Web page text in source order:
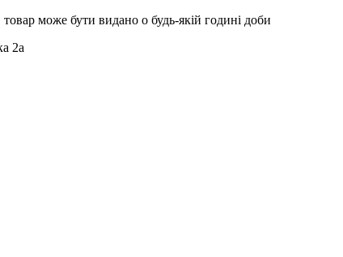
може бути видано о будь-якій годині доби
2а